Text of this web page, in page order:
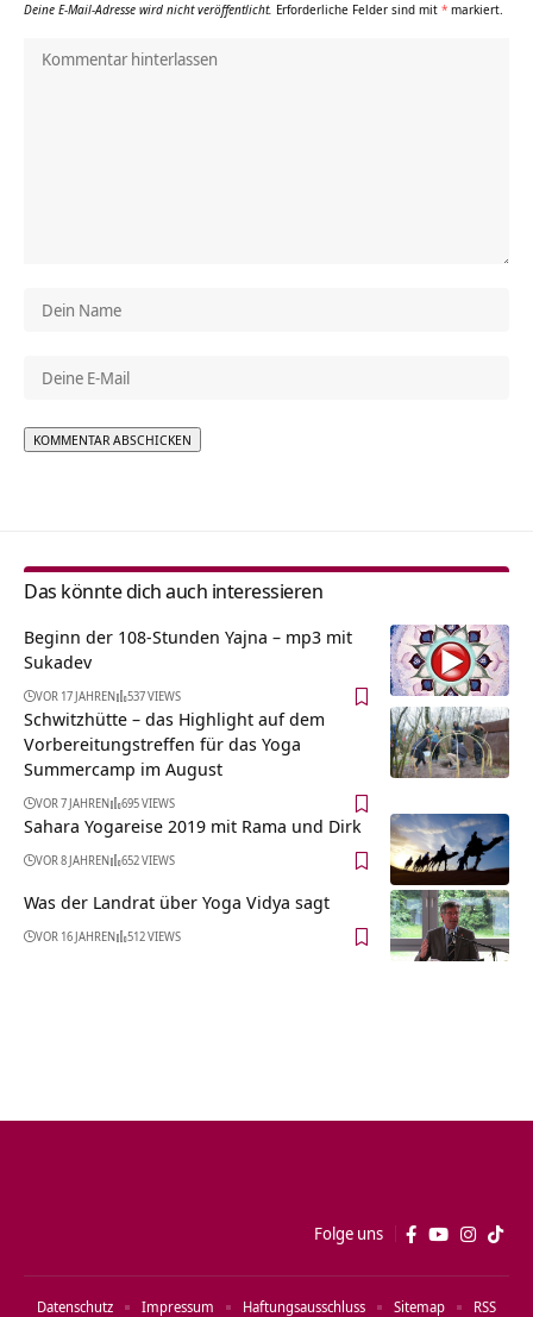
Deine E-Mail-Adresse wird nicht veröffentlicht. Erforderliche Felder sind mit * markiert.
Das könnte dich auch interessieren
Beginn der 108-Stunden Yajna – mp3 mit
Sukadev
VOR 17 JAHREN 537 VIEWS
Schwitzhütte – das Highlight auf dem
Vorbereitungstreffen für das Yoga
Summercamp im August
VOR 7 JAHREN 695 VIEWS
Sahara Yogareise 2019 mit Rama und Dirk
VOR 8 JAHREN 652 VIEWS
Was der Landrat über Yoga Vidya sagt
VOR 16 JAHREN 512 VIEWS
Folge uns
Datenschutz Impressum Haftungsausschluss Sitemap RSS